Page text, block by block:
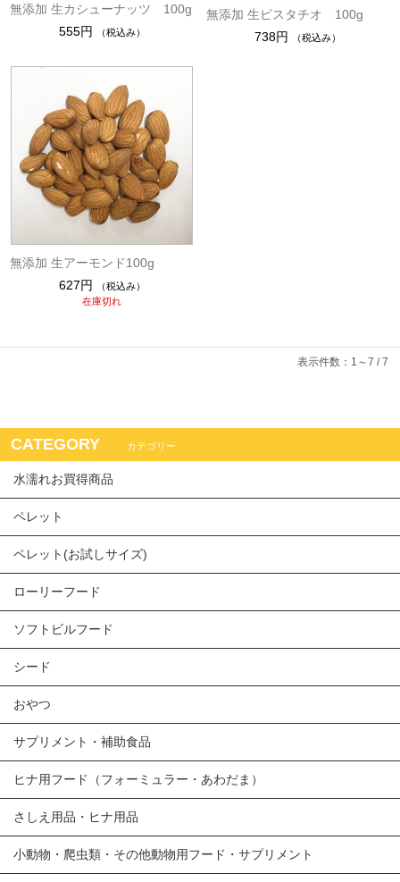
無添加 生カシューナッツ 100g
555円
（税込み）
無添加 生ピスタチオ 100g
738円
（税込み）
無添加 生アーモンド100g
627円
（税込み）
在庫切れ
表示件数：1～7 / 7
CATEGORY カテゴリー
水濡れお買得商品
ペレット
ペレット(お試しサイズ)
ローリーフード
ソフトビルフード
シード
おやつ
サプリメント・補助食品
ヒナ用フード（フォーミュラー・あわだま）
さしえ用品・ヒナ用品
小動物・爬虫類・その他動物用フード・サプリメント